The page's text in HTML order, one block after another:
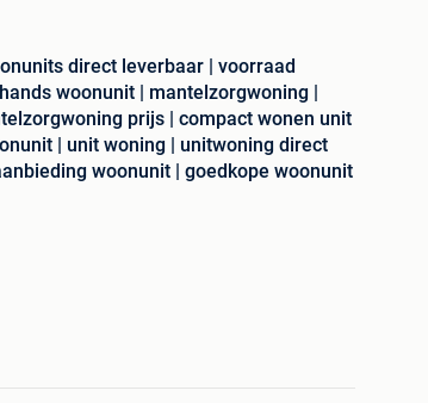
direct leverbaar | voorraad
woonunit | mantelzorgwoning |
prijs | compact wonen unit
| unit woning | unitwoning direct
woonunit | goedkope woonunit
Gebruik.